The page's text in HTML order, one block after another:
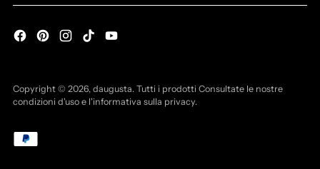
Copyright © 2026, daugusta. Tutti i prodotti Consultate le nostre
condizioni d'uso e l'informativa sulla privacy.